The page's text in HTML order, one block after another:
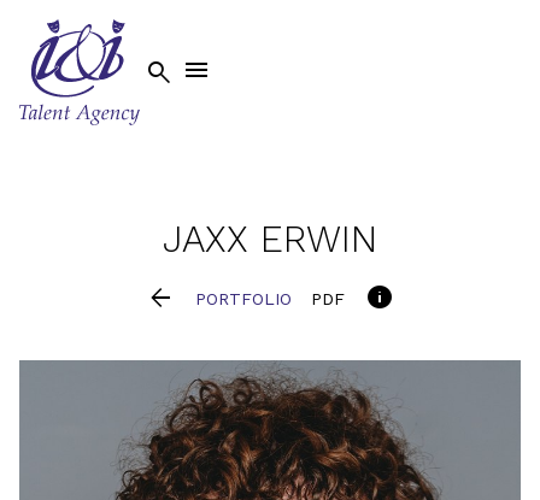
 
JAXX ERWIN
 PORTFOLIO PDF 